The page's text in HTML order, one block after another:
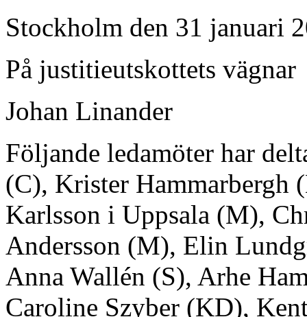
Stockholm den 31 januari
På justitieutskottets vägnar
Johan Linander
Följande ledamöter har
(C), Krister
Karlsson i Uppsala (M),
Andersson (M), Elin
Anna Wallén (S), Arhe
Caroline Szyber (KD),